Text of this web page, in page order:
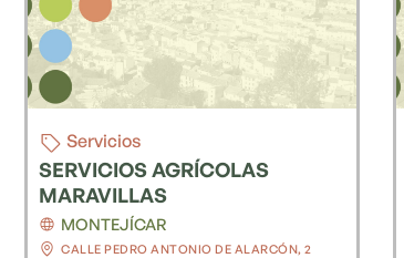
Servicios
SERVICIOS AGRÍCOLAS
MARAVILLAS
MONTEJÍCAR
CALLE PEDRO ANTONIO DE ALARCÓN, 2